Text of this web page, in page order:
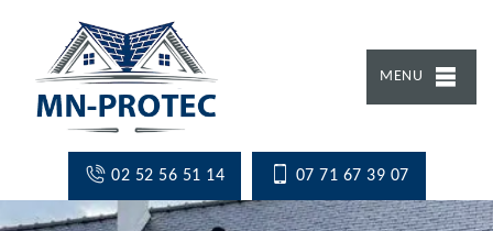
MENU
02 52 56 51 14 07 71 67 39 07